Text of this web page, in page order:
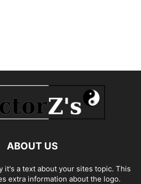
ABOUT US
it's a text about your sites topic. This
extra information about the logo.